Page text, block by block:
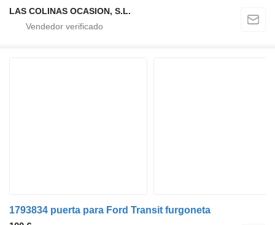
LAS COLINAS OCASION, S.L.
1793834 puerta para Ford Transit furgoneta